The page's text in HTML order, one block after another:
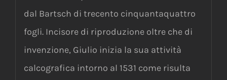
dal Bartsch di trecento cinquantaquattro
fogli. Incisore di riproduzione oltre che di
invenzione, Giulio inizia la sua attività
calcografica intorno al 1531 come risulta